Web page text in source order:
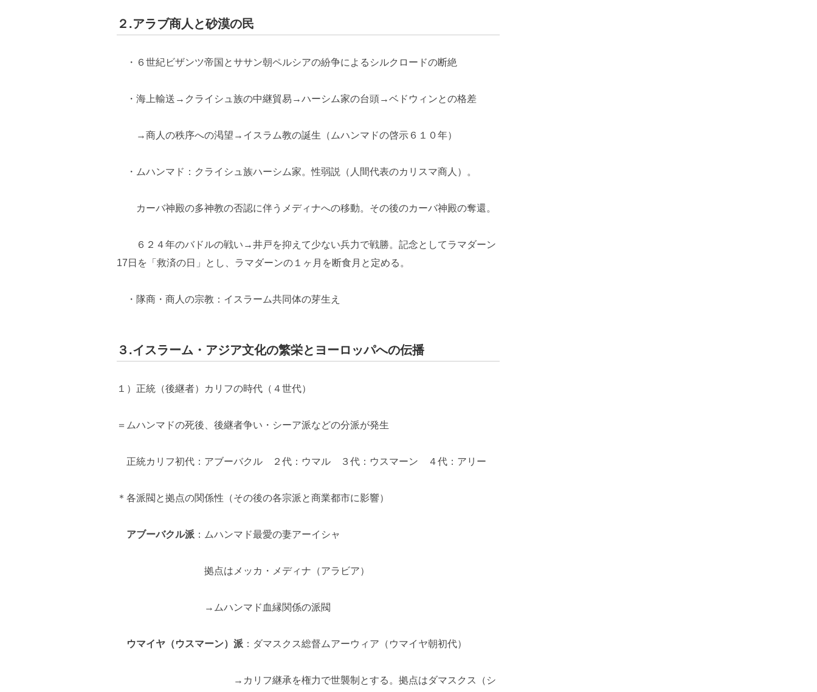
２.アラブ商人と砂漠の民
・６世紀ビザンツ帝国とササン朝ペルシアの紛争によるシルクロードの断絶
・海上輸送→クライシュ族の中継貿易→ハーシム家の台頭→ベドウィンとの格差
→商人の秩序への渇望→イスラム教の誕生（ムハンマドの啓示６１０年）
・ムハンマド：クライシュ族ハーシム家。性弱説（人間代表のカリスマ商人）。
カーバ神殿の多神教の否認に伴うメディナへの移動。その後のカーバ神殿の奪還。
６２４年のバドルの戦い→井戸を抑えて少ない兵力で戦勝。記念としてラマダーン
17日を「救済の日」とし、ラマダーンの１ヶ月を断食月と定める。
・隊商・商人の宗教：イスラーム共同体の芽生え
３.イスラーム・アジア文化の繁栄とヨーロッパへの伝播
１）正統（後継者）カリフの時代（４世代）
＝ムハンマドの死後、後継者争い・シーア派などの分派が発生
正統カリフ初代：アブーバクル ２代：ウマル ３代：ウスマーン ４代：アリー
＊各派閥と拠点の関係性（その後の各宗派と商業都市に影響）
アブーバクル派 ：ムハンマド最愛の妻アーイシャ
拠点はメッカ・メディナ（アラビア）
→ムハンマド血縁関係の派閥
ウマイヤ（ウスマーン）派 ：ダマスクス総督ムアーウィア（ウマイヤ朝初代）
→カリフ継承を権力で世襲制とする。拠点はダマスクス（シ